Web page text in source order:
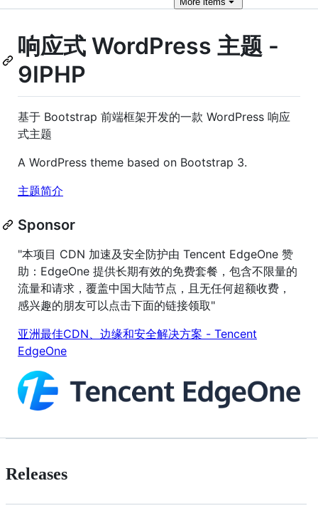
响应式 WordPress 主题 -
9IPHP
基于 Bootstrap 前端框架开发的一款 WordPress 响应
式主题
A WordPress theme based on Bootstrap 3.
主题简介
Sponsor
"本项目 CDN 加速及安全防护由 Tencent EdgeOne 赞
助：EdgeOne 提供长期有效的免费套餐，包含不限量的
流量和请求，覆盖中国大陆节点，且无任何超额收费，
感兴趣的朋友可以点击下面的链接领取"
亚洲最佳CDN、边缘和安全解决方案 - Tencent
EdgeOne
Releases